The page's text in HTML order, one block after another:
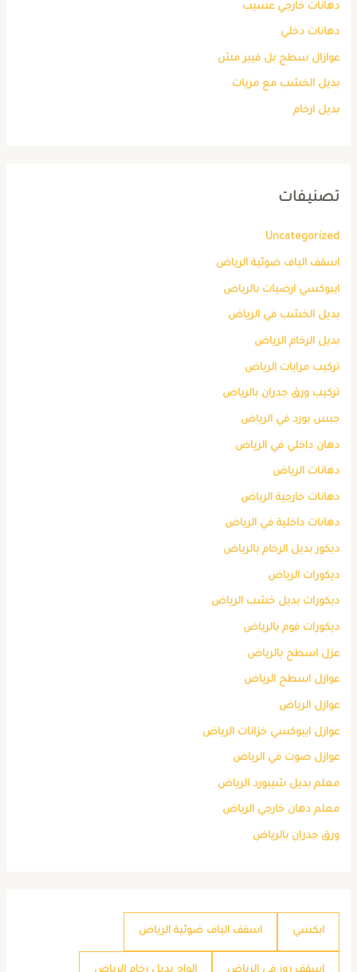
دهانات خارجي عسيب
دهانات دخلي
عوازال سطح بل فيبر مش
بديل الخشب مع مريات
بديل ارخام
تصنيفات
Uncategorized
اسقف الياف ضوئية الرياض
ايبوكسي ارضيات بالرياض
بديل الخشب في الرياض
بديل الرخام الرياض
تركيب مرايات الرياض
تركيب ورق جدران بالرياض
جبس بورد في الرياض
دهان داخلي في الرياض
دهانات الرياض
دهانات خارجية الرياض
دهانات داخلية في الرياض
ديكور بديل الرخام بالرياض
ديكورات الرياض
ديكورات بديل خشب الرياض
ديكورات فوم بالرياض
عزل اسطح بالرياض
عوازل اسطح الرياض
عوازل الرياض
عوازل ايبوكسي خزانات الرياض
عوازل صوت في الرياض
معلم بديل شيبورد الرياض
معلم دهان خارجي الرياض
ورق جدران بالرياض
ابكسي اسقف الياف ضوئية الرياض